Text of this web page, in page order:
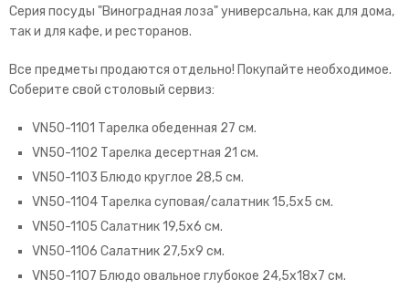
Серия посуды "Виноградная лоза" универсальна, как для дома,
так и для кафе, и ресторанов.
Все предметы продаются отдельно! Покупайте необходимое.
Соберите свой столовый сервиз:
VN50-1101 Тарелка обеденная 27 см.
VN50-1102 Тарелка десертная 21 см.
VN50-1103 Блюдо круглое 28,5 см.
VN50-1104 Тарелка суповая/салатник 15,5х5 см.
VN50-1105 Салатник 19,5х6 см.
VN50-1106 Салатник 27,5х9 см.
VN50-1107 Блюдо овальное глубокое 24,5х18х7 см.